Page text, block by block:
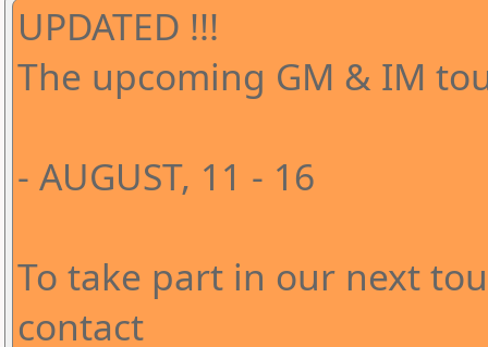
UPDATED !!!
The upcoming GM & IM
- AUGUST, 11 - 16
To take part in our next
contact